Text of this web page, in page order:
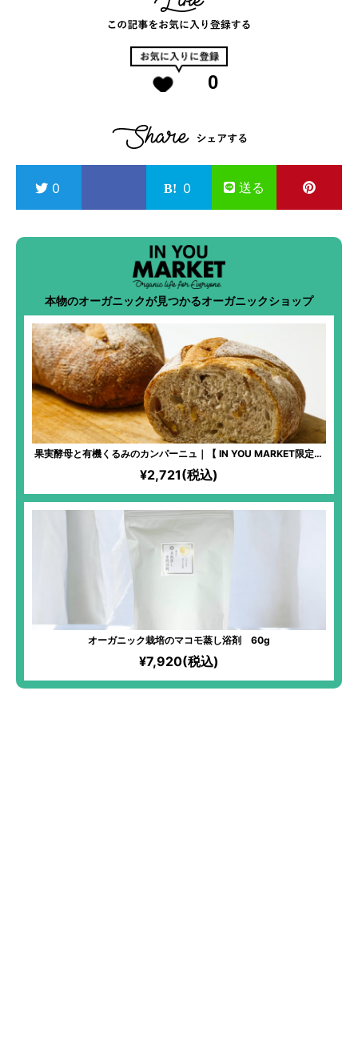
0
0 0 送る
本物のオーガニックが見つかるオーガニックショップ
果実酵母と有機くるみのカンパーニュ｜【 IN YOU MARKET限定】
化学物質過敏症の方も安心して食べられるパンを！全原材料有機！
湧き水「景勝清水」と高価ななずなの塩を使用するほどのこだわり
ぶり！季節の果実を使った、自家製果実酵母を使用！
¥2,721(税込)
オーガニック栽培のマコモ蒸し浴剤 60g
¥7,920(税込)